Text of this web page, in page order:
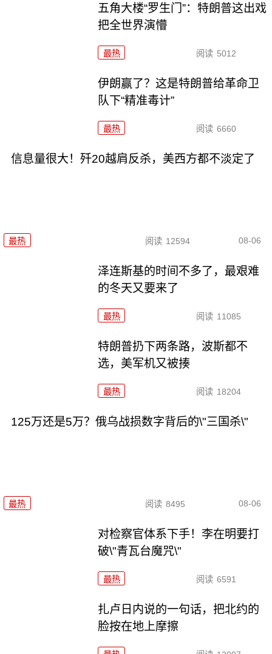
五角大楼“罗生门”：特朗普这出戏
把全世界演懵
最热 阅读 5012
伊朗赢了？这是特朗普给革命卫
队下“精准毒计”
最热 阅读 6660
信息量很大！歼20越肩反杀，美西方都不淡定了
最热 阅读 12594 08-06
泽连斯基的时间不多了，最艰难
的冬天又要来了
最热 阅读 11085
特朗普扔下两条路，波斯都不
选，美军机又被揍
最热 阅读 18204
125万还是5万？俄乌战损数字背后的\"三国杀\"
最热 阅读 8495 08-06
对检察官体系下手！李在明要打
破\"青瓦台魔咒\"
最热 阅读 6591
扎卢日内说的一句话，把北约的
脸按在地上摩擦